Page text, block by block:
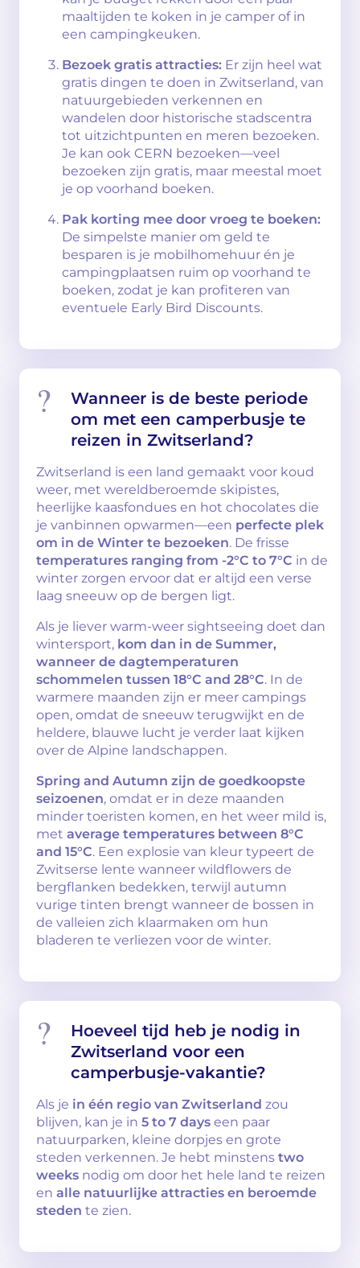
maaltijden te koken in je camper of in
een campingkeuken.
Bezoek gratis attracties: Er zijn heel wat
gratis dingen te doen in Zwitserland, van
natuurgebieden verkennen en
wandelen door historische stadscentra
tot uitzichtpunten en meren bezoeken.
Je kan ook CERN bezoeken—veel
bezoeken zijn gratis, maar meestal moet
je op voorhand boeken.
Pak korting mee door vroeg te boeken:
De simpelste manier om geld te
besparen is je mobilhomehuur én je
campingplaatsen ruim op voorhand te
boeken, zodat je kan profiteren van
eventuele Early Bird Discounts.
Wanneer is de beste periode
om met een camperbusje te
reizen in Zwitserland?
Zwitserland is een land gemaakt voor koud
weer, met wereldberoemde skipistes,
heerlijke kaasfondues en hot chocolates die
je vanbinnen opwarmen—een perfecte plek
om in de Winter te bezoeken. De frisse
temperatures ranging from -2°C to 7°C in de
winter zorgen ervoor dat er altijd een verse
laag sneeuw op de bergen ligt.
Als je liever warm-weer sightseeing doet dan
wintersport, kom dan in de Summer,
wanneer de dagtemperaturen
schommelen tussen 18°C and 28°C. In de
warmere maanden zijn er meer campings
open, omdat de sneeuw terugwijkt en de
heldere, blauwe lucht je verder laat kijken
over de Alpine landschappen.
Spring and Autumn zijn de goedkoopste
seizoenen, omdat er in deze maanden
minder toeristen komen, en het weer mild is,
met average temperatures between 8°C
and 15°C. Een explosie van kleur typeert de
Zwitserse lente wanneer wildflowers de
bergflanken bedekken, terwijl autumn
vurige tinten brengt wanneer de bossen in
de valleien zich klaarmaken om hun
bladeren te verliezen voor de winter.
Hoeveel tijd heb je nodig in
Zwitserland voor een
camperbusje-vakantie?
Als je in één regio van Zwitserland zou
blijven, kan je in 5 to 7 days een paar
natuurparken, kleine dorpjes en grote
steden verkennen. Je hebt minstens two
weeks nodig om door het hele land te reizen
en alle natuurlijke attracties en beroemde
steden te zien.